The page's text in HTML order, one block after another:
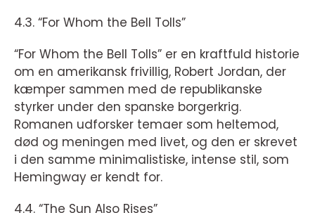
4.3. “For Whom the Bell Tolls”
“For Whom the Bell Tolls” er en kraftfuld historie
om en amerikansk frivillig, Robert Jordan, der
kæmper sammen med de republikanske
styrker under den spanske borgerkrig.
Romanen udforsker temaer som heltemod,
død og meningen med livet, og den er skrevet
i den samme minimalistiske, intense stil, som
Hemingway er kendt for.
4.4. “The Sun Also Rises”